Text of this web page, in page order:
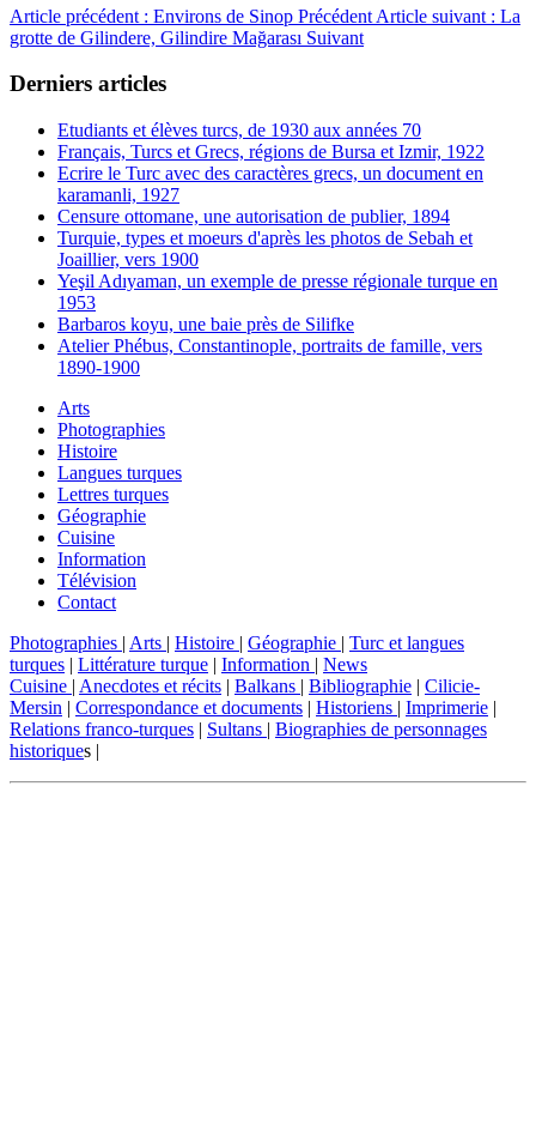
Article précédent : Environs de Sinop Précédent Article suivant : La
grotte de Gilindere, Gilindire Mağarası Suivant
Derniers articles
Etudiants et élèves turcs, de 1930 aux années 70
Français, Turcs et Grecs, régions de Bursa et Izmir, 1922
Ecrire le Turc avec des caractères grecs, un document en
karamanli, 1927
Censure ottomane, une autorisation de publier, 1894
Turquie, types et moeurs d'après les photos de Sebah et
Joaillier, vers 1900
Yeşil Adıyaman, un exemple de presse régionale turque en
1953
Barbaros koyu, une baie près de Silifke
Atelier Phébus, Constantinople, portraits de famille, vers
1890-1900
Arts
Photographies
Histoire
Langues turques
Lettres turques
Géographie
Cuisine
Information
Télévision
Contact
Photographies | Arts | Histoire | Géographie | Turc et langues
turques | Littérature turque | Information | News
Cuisine | Anecdotes et récits | Balkans | Bibliographie | Cilicie-
Mersin | Correspondance et documents | Historiens | Imprimerie |
Relations franco-turques | Sultans | Biographies de personnages
historiques |